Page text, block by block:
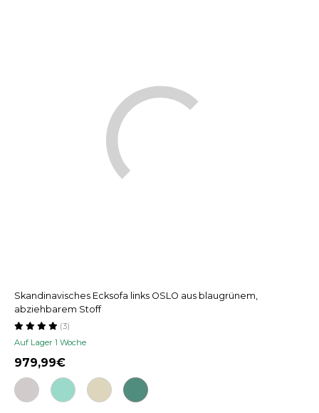
Skandinavisches Ecksofa links OSLO aus blaugrünem,
abziehbarem Stoff
Auf Lager 1 Woche
(3)
979,99